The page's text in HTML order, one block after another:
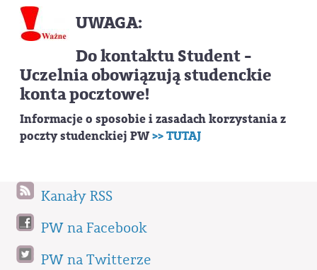
UWAGA:
Do kontaktu Student -
Uczelnia obowiązują studenckie
konta pocztowe!
Informacje o sposobie i zasadach korzystania z
poczty studenckiej PW>> TUTAJ
Kanały RSS
PW na Facebook
PW na Twitterze